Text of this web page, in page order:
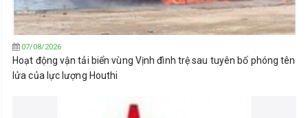
07/08/2026
Hoạt động vận tải biển vùng Vịnh đình trệ sau tuyên bố phóng tên
lửa của lực lượng Houthi